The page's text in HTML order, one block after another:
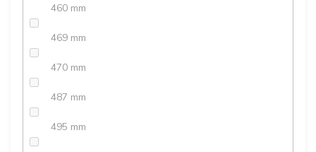
460 mm
469 mm
470 mm
487 mm
495 mm